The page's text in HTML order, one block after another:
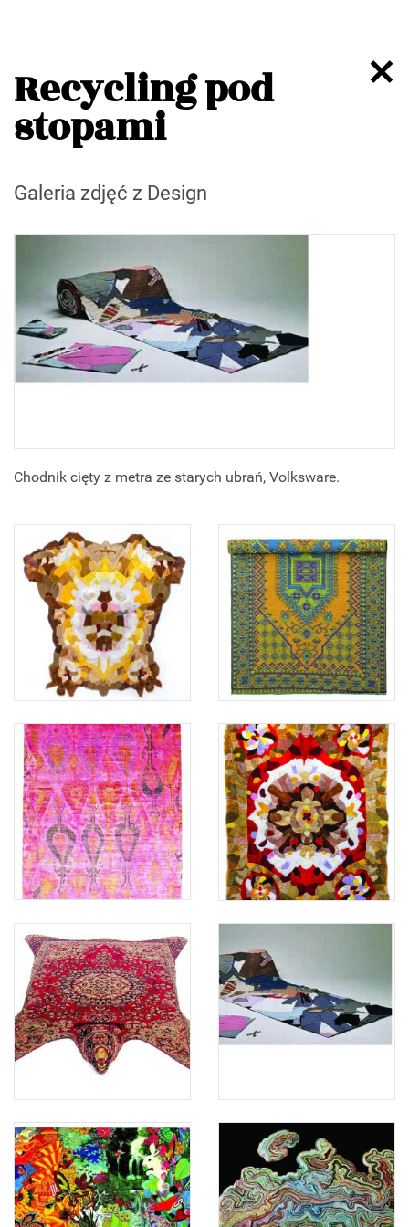
Recycling pod
stopami
Galeria zdjęć z Design
Chodnik cięty z metra ze starych ubrań, Volksware.